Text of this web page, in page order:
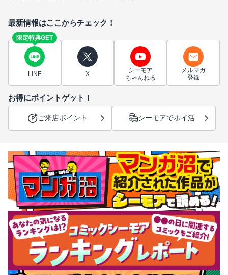
最新情報はここからチェック！
限定特典GET
LINE X
シーモア
ちゃんねる
メルマガ
登録
お得にポイントゲット！
ご来店ポイント シーモアでポイ活